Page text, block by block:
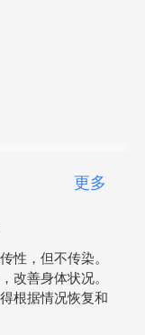
更多
性，但不传染。
改善身体状况。
根据情况恢复和